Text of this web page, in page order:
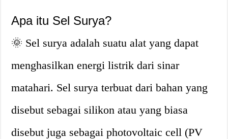
Apa itu Sel Surya?
🌞 Sel surya adalah suatu alat yang dapat
menghasilkan energi listrik dari sinar
matahari. Sel surya terbuat dari bahan yang
disebut sebagai silikon atau yang biasa
disebut juga sebagai photovoltaic cell (PV